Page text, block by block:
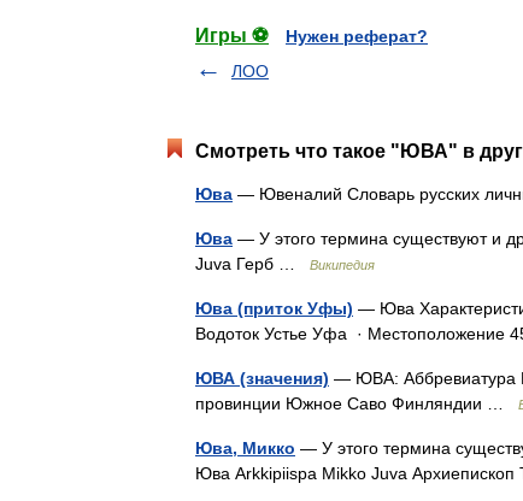
Игры ⚽
Нужен реферат?
ЛОО
Смотреть что такое "ЮВА" в
Юва — Ювеналий Словарь русских
Юва — У этого термина существуют и
Juva Герб …
Википедия
Юва (приток Уфы) — Юва
Водоток Устье Уфа · Местоположение
ЮВА (значения) — ЮВА: Аббревиатура
провинции Южное Саво Финляндии …
Юва, Микко — У этого термина
Юва Arkkipiispa Mikko Juva